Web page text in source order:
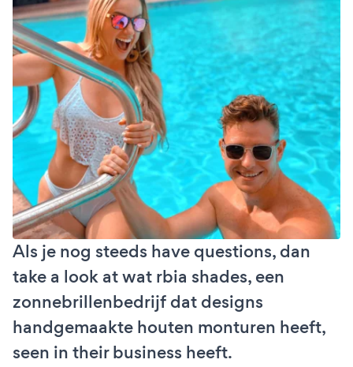
Als je nog steeds have questions, dan
take a look at wat rbia shades, een
zonnebrillenbedrijf dat designs
handgemaakte houten monturen heeft,
seen in their business heeft.